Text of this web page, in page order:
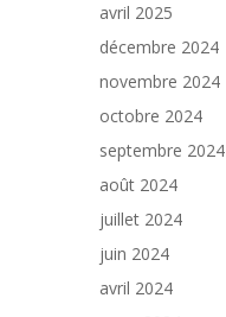
avril 2025
décembre 2024
novembre 2024
octobre 2024
septembre 2024
août 2024
juillet 2024
juin 2024
avril 2024